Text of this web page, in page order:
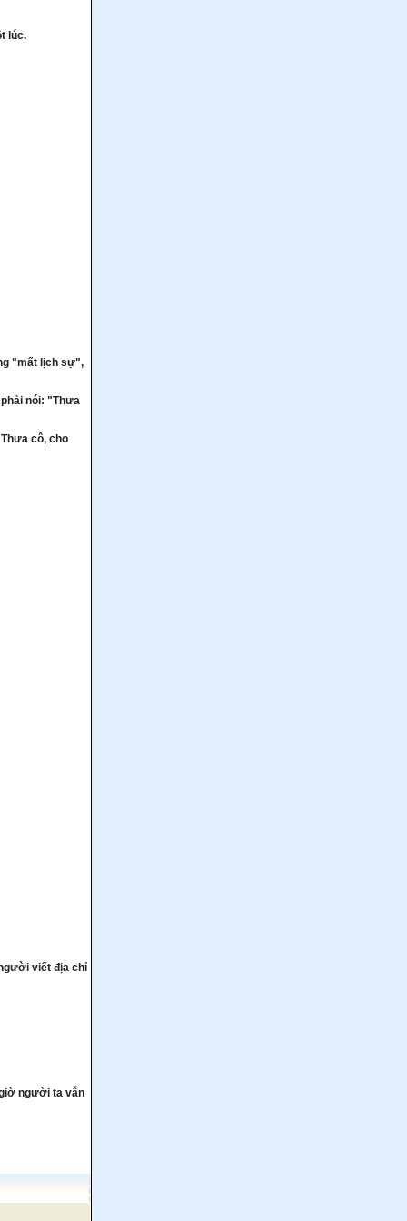
lúc.
"mất lịch sự",
nói: "Thưa
cô, cho
viết địa chỉ
người ta vẫn